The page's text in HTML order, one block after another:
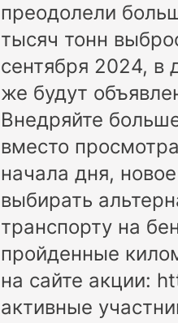
преодолели
тысяч тонн
сентября 2024, в
же будут
Внедряйте
вместо
начала дня,
выбирать
транспорту на
пройденные
на сайте акции:
активные